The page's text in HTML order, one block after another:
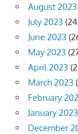
August 2023
July 2023
June 2023
May 2023
April 2023
March 2023
February
January 2023
December